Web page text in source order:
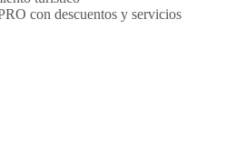
con descuentos y servicios